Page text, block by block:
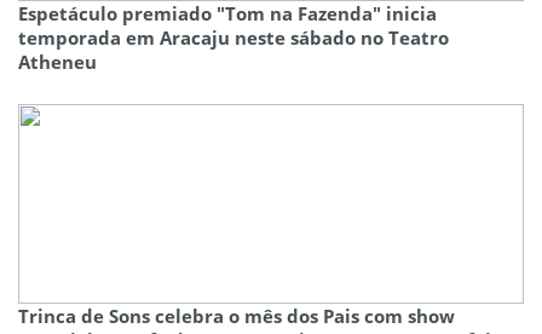
Espetáculo premiado "Tom na Fazenda" inicia
temporada em Aracaju neste sábado no Teatro
Atheneu
Trinca de Sons celebra o mês dos Pais com show